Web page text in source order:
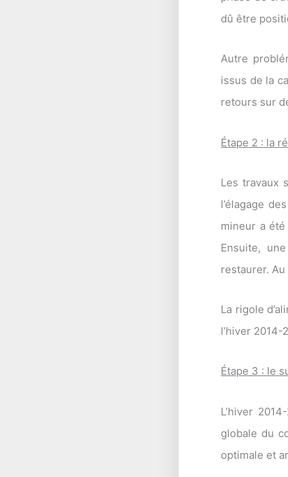
dû être
Autre
issus de la
retours sur
Étape 2 : la
Les travaux
l’élagage
mineur a
Ensuite,
restaurer.
La rigole
l’hiver 2014-
Étape 3 : le
L’hiver
globale du
optimale et